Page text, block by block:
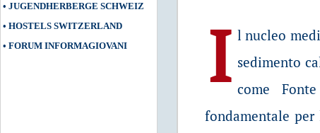
• JUGENDHERBERGE SCHWEIZ
• HOSTELS SWITZERLAND
• FORUM INFORMAGIOVANI I l nucleo
sedimento
come
fondamentale